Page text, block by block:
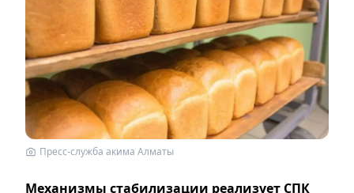
Пресс-служба акима Алматы
Механизмы стабилизации реализует СПК